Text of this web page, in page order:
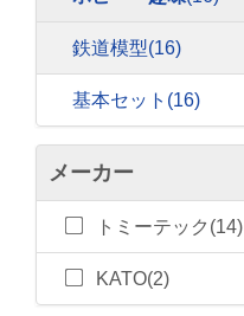
鉄道模型(16)
基本セット (16)
メーカー
トミーテック(14)
KATO(2)